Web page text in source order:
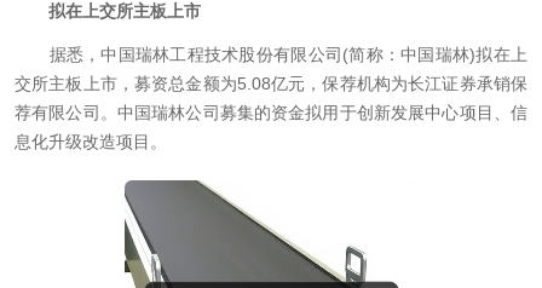
拟在上交所主板上市
据悉，中国瑞林工程技术股份有限公司(简称：中国瑞林)拟在上
交所主板上市，募资总金额为5.08亿元，保荐机构为长江证券承销保
荐有限公司。中国瑞林公司募集的资金拟用于创新发展中心项目、信
息化升级改造项目。